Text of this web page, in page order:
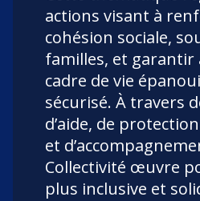
actions visant à
cohésion sociale,
familles, et garantir
cadre de vie
sécurisé. À travers
d’aide, de
et
Collectivité œuvre
plus inclusive et